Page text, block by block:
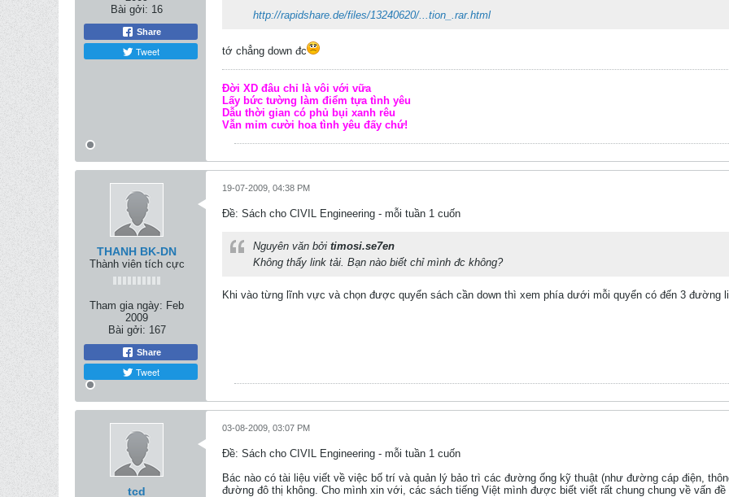
Bài gởi: 16
Share
Tweet
http://rapidshare.de/files/13240620/...tion_.rar.html
tớ chẳng down đc
Đời XD đâu chỉ là vôi với vữa
Lấy bức tường làm điểm tựa tình yêu
Dẫu thời gian có phủ bụi xanh rêu
Vẫn mỉm cười hoa tình yêu đấy chứ!
THANH BK-DN
Thành viên tích cực
Tham gia ngày: Feb
2009
Bài gởi: 167
Share
Tweet
19-07-2009, 04:38 PM
Ðề: Sách cho CIVIL Engineering - mỗi tuần 1 cuốn
Nguyên văn bởi timosi.se7en
Không thấy link tải. Bạn nào biết chỉ mình đc không?
Khi vào từng lĩnh vực và chọn được quyển sách cần down thì xem phía dưới mỗi quyển có đến 3 đường
tcd
03-08-2009, 03:07 PM
Ðề: Sách cho CIVIL Engineering - mỗi tuần 1 cuốn
Bác nào có tài liệu viết về việc bố trí và quản lý bảo trì các đường ống kỹ thuật (như đường cáp điện,
đường đô thị không. Cho mình xin với, các sách tiếng Việt mình được biết viết rất chung chung về vấn